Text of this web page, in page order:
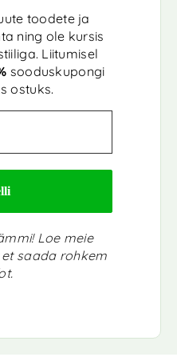
toodete ja
ning ole kursis
Liitumisel
sooduskupongi
ostuks.
Loe meie
saada rohkem